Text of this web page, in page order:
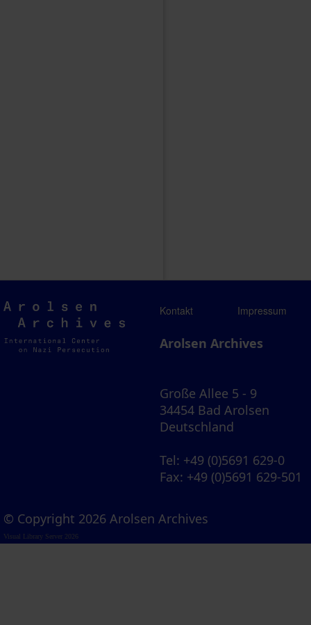
Arolsen
Archives
Kontakt Impressum
Arolsen Archives
Große Allee 5 - 9
34454 Bad Arolsen
Deutschland
Tel: +49 (0)5691 629-0
Fax: +49 (0)5691 629-501
© Copyright 2026 Arolsen Archives
Visual Library Server 2026